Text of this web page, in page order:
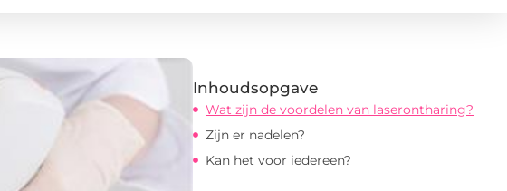
Inhoudsopgave
Wat zijn de voordelen van laserontharing?
Zijn er nadelen?
Kan het voor iedereen?